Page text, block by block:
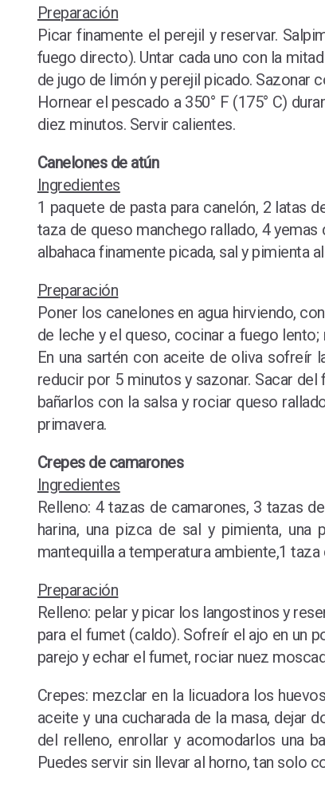
Preparación
Picar finamente el perejil y reservar.
fuego directo). Untar cada uno con la
de jugo de limón y perejil picado. Sazonar
Hornear el pescado a 350° F (175° C)
diez minutos. Servir calientes.
Canelones de atún
Ingredientes
1 paquete de pasta para canelón, 2 latas
taza de queso manchego rallado, 4
albahaca finamente picada, sal y pimienta
Preparación
Poner los canelones en agua hirviendo,
de leche y el queso, cocinar a fuego lento;
En una sartén con aceite de oliva sofreír
reducir por 5 minutos y sazonar. Sacar
bañarlos con la salsa y rociar queso
primavera.
Crepes de camarones
Ingredientes
Relleno: 4 tazas de camarones, 3 tazas
harina, una pizca de sal y pimienta,
mantequilla a temperatura ambiente,1
Preparación
Relleno: pelar y picar los langostinos y
para el fumet (caldo). Sofreír el ajo en un
parejo y echar el fumet, rociar nuez
Crepes: mezclar en la licuadora los
aceite y una cucharada de la masa, dejar
del relleno, enrollar y acomodarlos una
Puedes servir sin llevar al horno, tan solo